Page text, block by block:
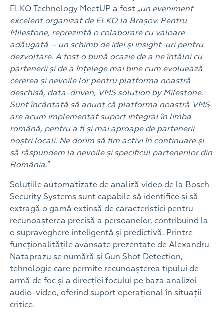
ELKO Technology MeetUP a fost „un eveniment
excelent organizat de ELKO la Brașov. Pentru
Milestone, reprezintă o colaborare cu valoare
adăugată – un schimb de idei și insight-uri pentru
dezvoltare. A fost o bună ocazie de a ne întâlni cu
partenerii și de a înțelege mai bine cum evoluează
cererea și nevoile lor pentru platforma noastră
deschisă, data-driven, VMS solution by Milestone.
Sunt încântată să anunț că platforma noastră VMS
are acum implementat suport integral în limba
română, pentru a fi și mai aproape de partenerii
noștri locali. Ne dorim să fim activi în continuare și
să răspundem la nevoile și specificul partenerilor din
România.”
Soluțiile automatizate de analiză video de la Bosch
Security Systems sunt capabile să identifice și să
extragă o gamă extinsă de caracteristici pentru
recunoașterea precisă a persoanelor, contribuind la
o supraveghere inteligentă și predictivă. Printre
funcționalitățile avansate prezentate de Alexandru
Nataprazu se numără și Gun Shot Detection,
tehnologie care permite recunoașterea tipului de
armă de foc și a direcției focului pe baza analizei
audio-video, oferind suport operațional în situații
critice.